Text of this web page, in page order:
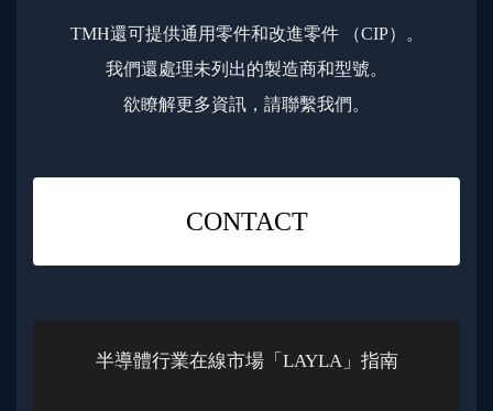
TMH還可提供通用零件和改進零件 （CIP）。
我們還處理未列出的製造商和型號。
欲瞭解更多資訊，請聯繫我們。
CONTACT
半導體行業在線市場「LAYLA」指南